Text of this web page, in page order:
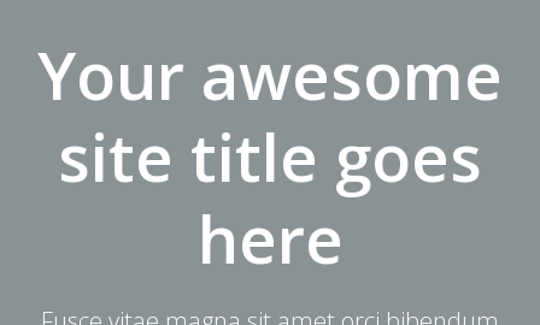
Your awesome
site title goes
here